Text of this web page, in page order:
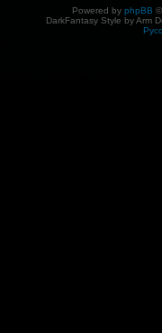
Powered by phpBB
DarkFantasy Style by Arm